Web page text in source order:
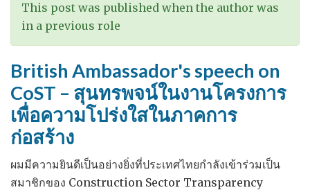
This post was published when the author was
in a previous role
British Ambassador's speech on
CoST – สุนทรพจน์ในงานโครงการ
เพื่อความโปร่งใสในภาคการ
ก่อสร้าง
ผมมีความยินดีเป็นอย่างยิ่งที่ประเทศไทยกำลังเข้าร่วมเป็น
สมาชิกของ Construction Sector Transparency